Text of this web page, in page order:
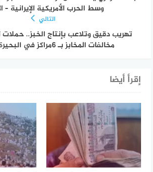
وسط الحرب الأمريكية الإيرانية –
التالي
تهريب دقيق وتلاعب بإنتاج الخبز..
مخالفات المخابز بـ 6مراكز في البحيرة – الأسبوع
إقرأ أيضا